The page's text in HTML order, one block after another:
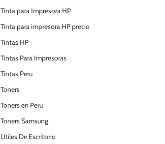
Tinta para Impresora HP
Tinta para impresora HP precio
Tintas HP
Tintas Para Impresoras
Tintas Peru
Toners
Toners en Peru
Toners Samsung
Utiles De Escritorio